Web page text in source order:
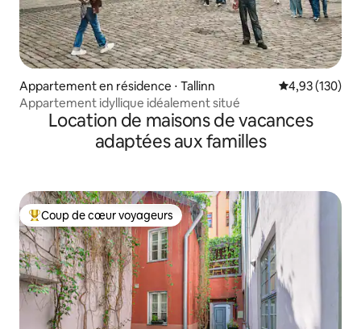
Appartement en résidence ⋅ Tallinn Évaluation
4,93 (130)
Appartement idyllique idéalement situé
Location de maisons de vacances
adaptées aux familles
Coups de cœur voyageurs les plus appréciés
Coup de cœur voyageurs